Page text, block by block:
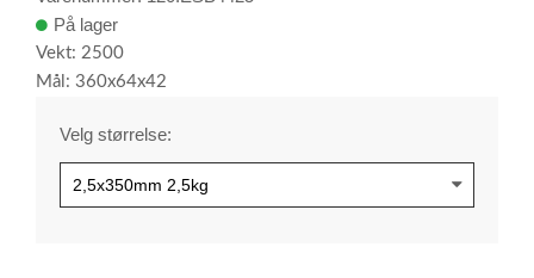
På lager
Vekt: 2500
Mål: 360x64x42
Velg størrelse: